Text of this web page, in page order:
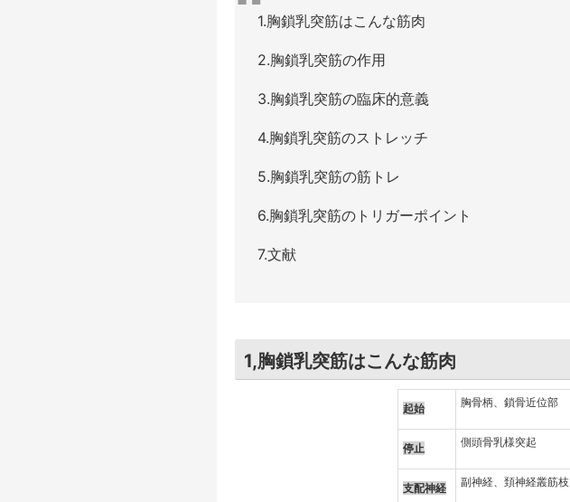
1.胸鎖乳突筋はこんな筋肉
2.胸鎖乳突筋の作用
3.胸鎖乳突筋の臨床的意義
4.胸鎖乳突筋のストレッチ
5.胸鎖乳突筋の筋トレ
6.胸鎖乳突筋のトリガーポイント
7.文献
1,胸鎖乳突筋はこんな筋肉
起始 胸骨柄、鎖骨近位部
停止 側頭骨乳様突起
支配神経 副神経、頚神経叢筋枝